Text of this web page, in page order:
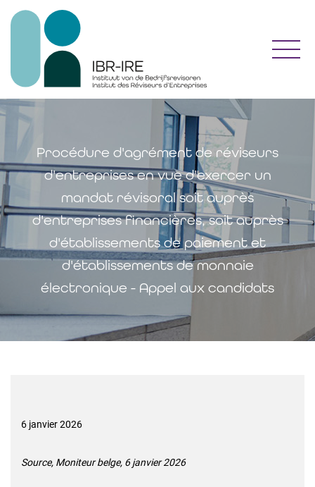
Procédure d'agrément de réviseurs
d'entreprises en vue d'exercer un
mandat révisoral soit auprès
d'entreprises financières, soit auprès
d'établissements de paiement et
d'établissements de monnaie
électronique - Appel aux candidats
6 janvier 2026
Source, Moniteur belge, 6 janvier 2026